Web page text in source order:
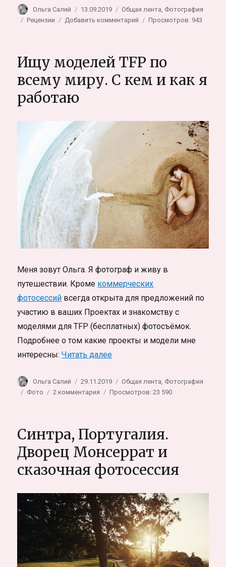
Автор
Ольга Салий Опубликовано
13.09.2019 Рубрики
Общая лента Фотография
Метки
Рецензии Добавить комментарий
Азии.
Дмитрия
Просмотров: 943
Ищу моделей TFP по
всему миру. С кем и как я
работаю
Меня зовут Ольга. Я фотограф и живу в
путешествии. Кроме коммерческих
фотосессий всегда открыта для предложений по
участию в ваших Проектах и знакомству с
моделями для TFP (бесплатных) фотосъёмок.
Подробнее о том какие проекты и модели мне
интересны:Читать далее«Ищу моделей TFP по всему
Автор
Ольга Салий Опубликовано
29.11.2019 Рубрики
Общая лента, Фотография
Метки
Фото 2 комментария
TFP
по
всему
миру.
С
и
как
я
работаю
Просмотров: 23 590
Синтра, Португалия.
Дворец Монсеррат и
сказочная фотосессия